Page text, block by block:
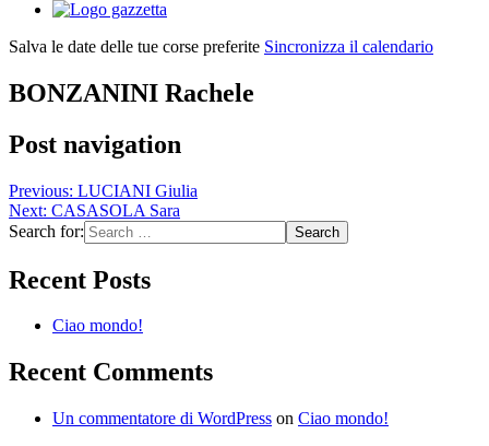
Salva le date delle tue corse preferite Sincronizza il calendario
BONZANINI Rachele
Post navigation
Previous: LUCIANI Giulia
Next: CASASOLA Sara
Search for:
Recent Posts
Ciao mondo!
Recent Comments
Un commentatore di WordPress on Ciao mondo!